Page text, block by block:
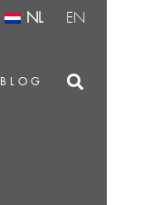
NL EN
BLOG